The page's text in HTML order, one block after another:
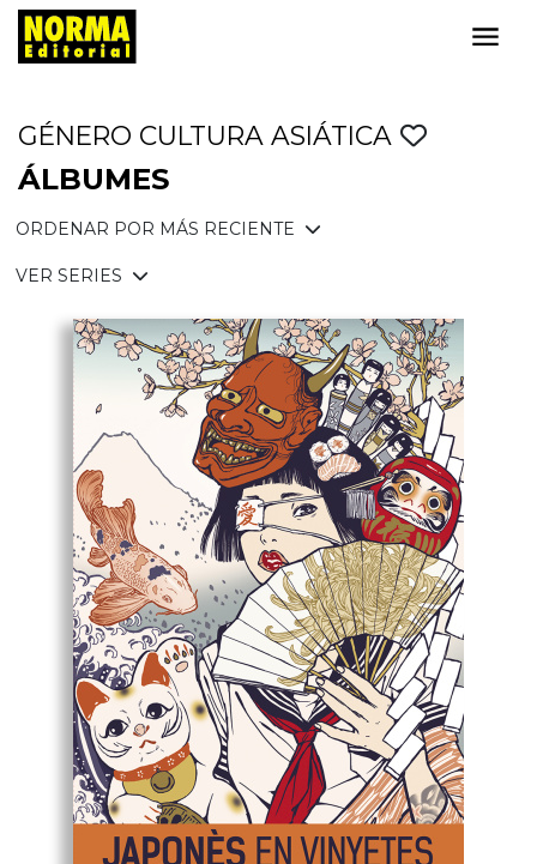
GÉNERO CULTURA ASIÁTICA
ÁLBUMES
ORDENAR POR MÁS RECIENTE
VER SERIES